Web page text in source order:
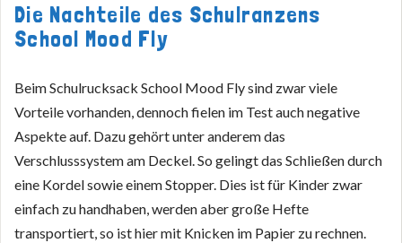
Die Nachteile des Schulranzens
School Mood Fly
Beim Schulrucksack School Mood Fly sind zwar viele
Vorteile vorhanden, dennoch fielen im Test auch negative
Aspekte auf. Dazu gehört unter anderem das
Verschlusssystem am Deckel. So gelingt das Schließen durch
eine Kordel sowie einem Stopper. Dies ist für Kinder zwar
einfach zu handhaben, werden aber große Hefte
transportiert, so ist hier mit Knicken im Papier zu rechnen.